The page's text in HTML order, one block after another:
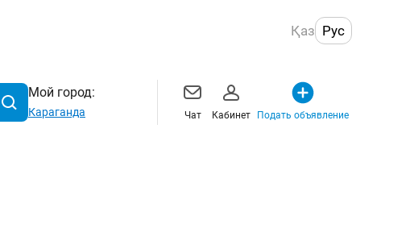
Қаз Рус
Мой город:
Караганда Чат Кабинет Подать объявление